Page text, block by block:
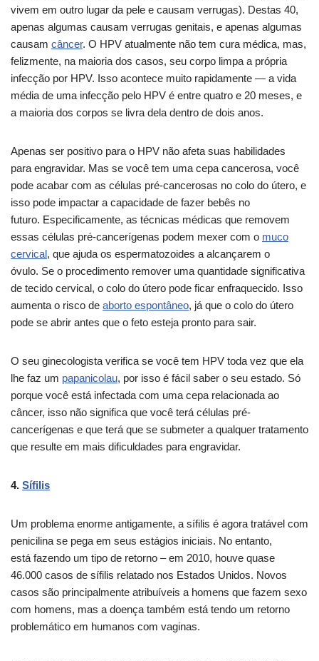
vivem em outro lugar da pele e causam verrugas). Destas 40,
apenas algumas causam verrugas genitais, e apenas algumas
causam câncer. O HPV atualmente não tem cura médica, mas,
felizmente, na maioria dos casos, seu corpo limpa a própria
infecção por HPV. Isso acontece muito rapidamente — a vida
média de uma infecção pelo HPV é entre quatro e 20 meses, e
a maioria dos corpos se livra dela dentro de dois anos.
Apenas ser positivo para o HPV não afeta suas habilidades
para engravidar. Mas se você tem uma cepa cancerosa, você
pode acabar com as células pré-cancerosas no colo do útero, e
isso pode impactar a capacidade de fazer bebês no
futuro. Especificamente, as técnicas médicas que removem
essas células pré-cancerígenas podem mexer com o muco
cervical, que ajuda os espermatozoides a alcançarem o
óvulo. Se o procedimento remover uma quantidade significativa
de tecido cervical, o colo do útero pode ficar enfraquecido. Isso
aumenta o risco de aborto espontâneo, já que o colo do útero
pode se abrir antes que o feto esteja pronto para sair.
O seu ginecologista verifica se você tem HPV toda vez que ela
lhe faz um papanicolau, por isso é fácil saber o seu estado. Só
porque você está infectada com uma cepa relacionada ao
câncer, isso não significa que você terá células pré-
cancerígenas e que terá que se submeter a qualquer tratamento
que resulte em mais dificuldades para engravidar.
4. Sífilis
Um problema enorme antigamente, a sífilis é agora tratável com
penicilina se pega em seus estágios iniciais. No entanto,
está fazendo um tipo de retorno – em 2010, houve quase
46.000 casos de sífilis relatado nos Estados Unidos. Novos
casos são principalmente atribuíveis a homens que fazem sexo
com homens, mas a doença também está tendo um retorno
problemático em humanos com vaginas.